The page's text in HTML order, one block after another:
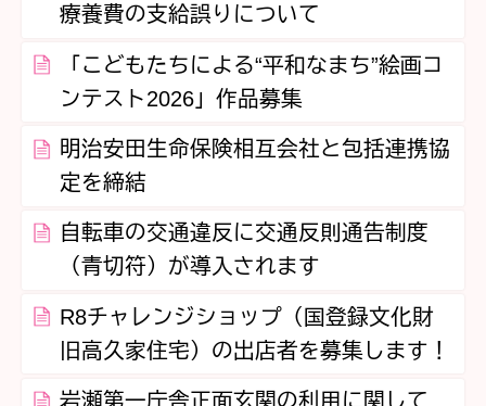
療養費の支給誤りについて
「こどもたちによる“平和なまち”絵画コ
ンテスト2026」作品募集
明治安田生命保険相互会社と包括連携協
定を締結
自転車の交通違反に交通反則通告制度
（青切符）が導入されます
R8チャレンジショップ（国登録文化財
旧高久家住宅）の出店者を募集します！
岩瀬第一庁舎正面玄関の利用に関して